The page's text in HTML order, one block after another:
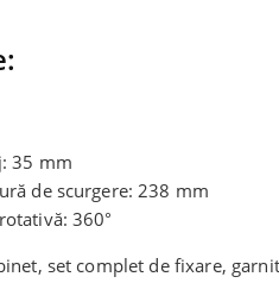
35 mm
de scurgere: 238 mm
360°
set complet de fixare,